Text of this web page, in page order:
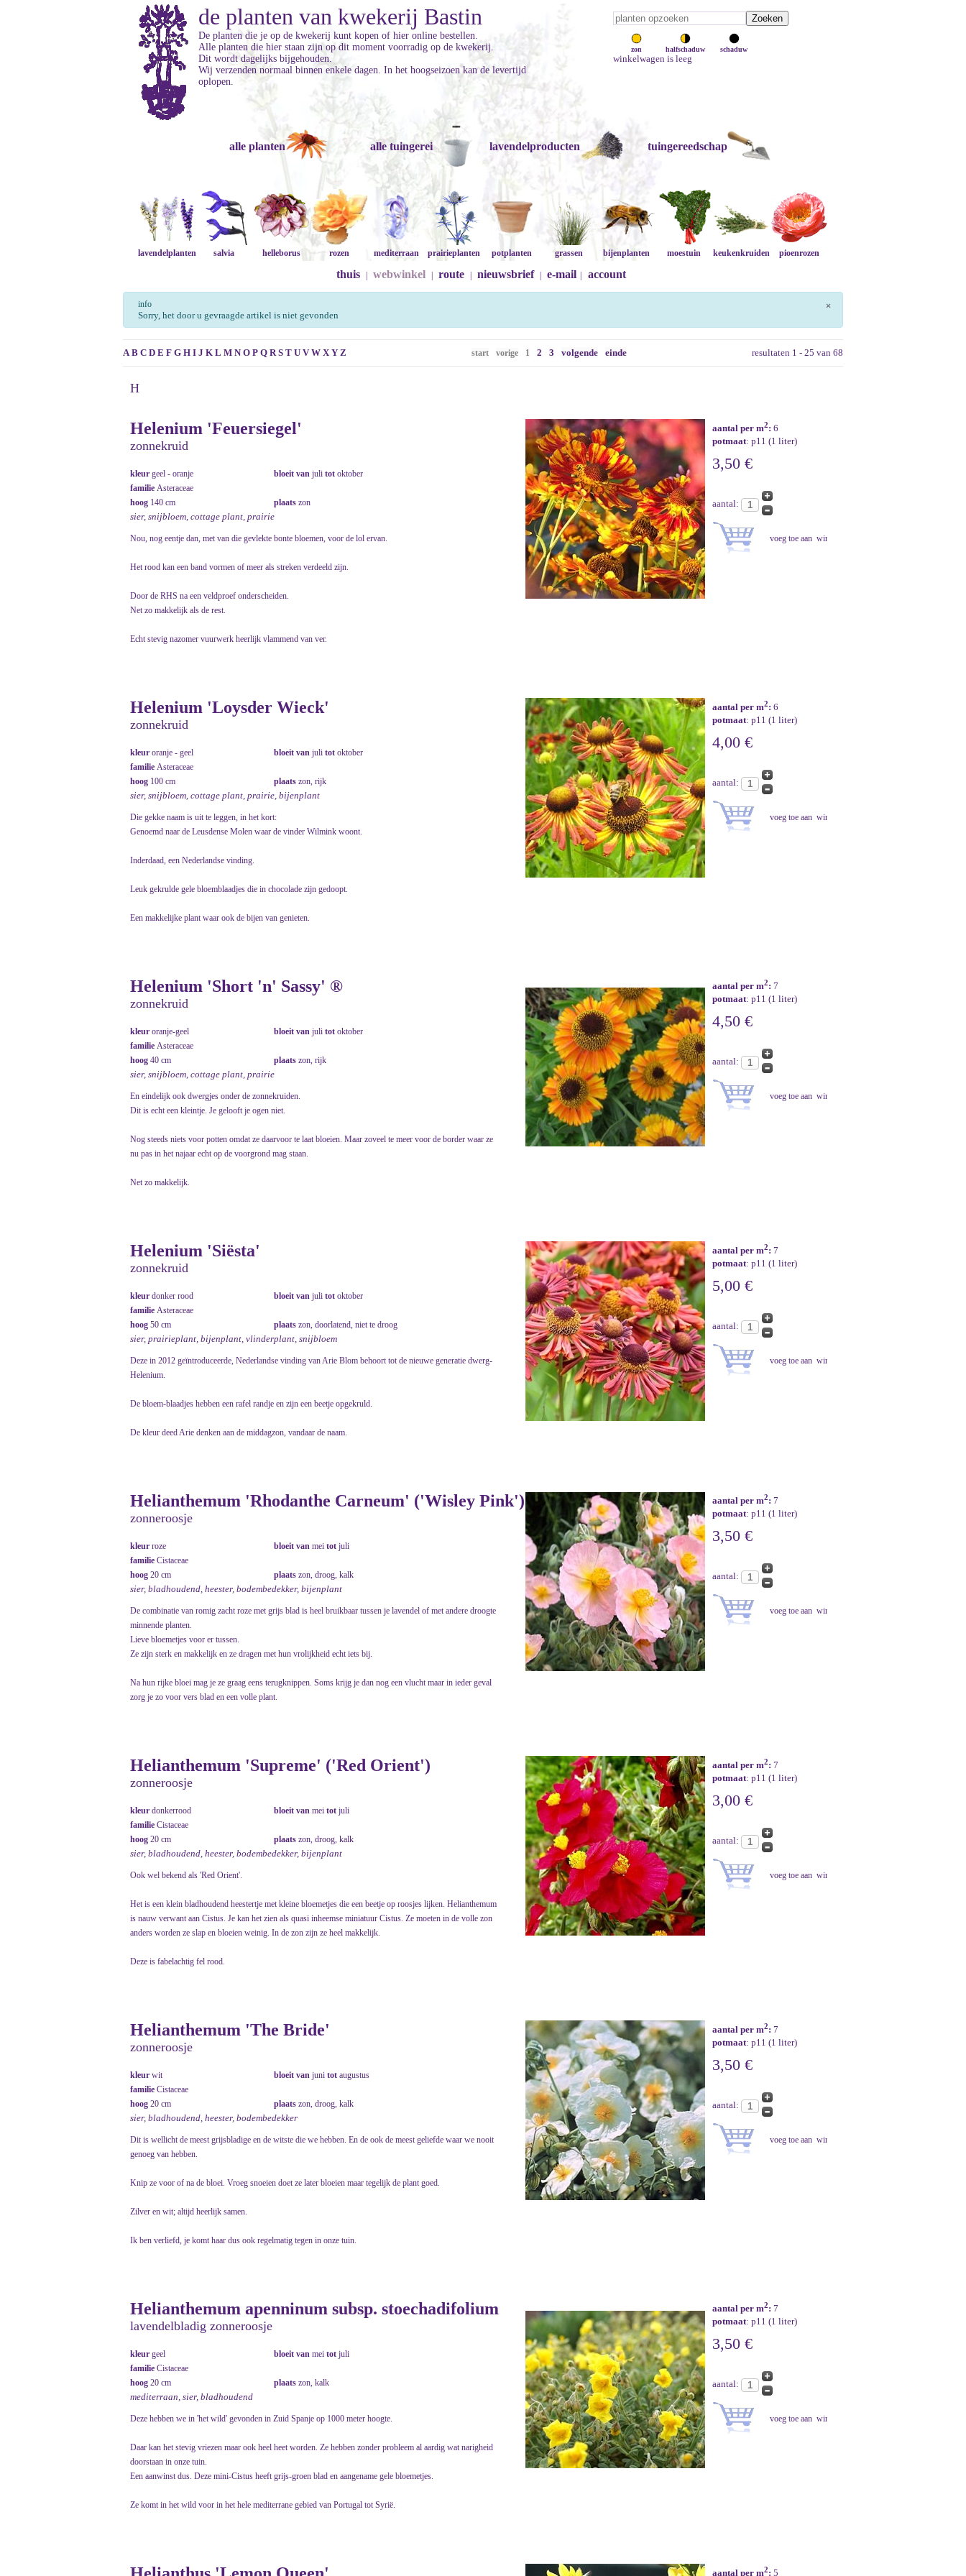
zon halfschaduw schaduw
winkelwagen is leeg
de planten van kwekerij Bastin
De planten die je op de kwekerij kunt kopen of hier online bestellen.
Alle planten die hier staan zijn op dit moment voorradig op de kwekerij.
Dit wordt dagelijks bijgehouden.
Wij verzenden normaal binnen enkele dagen. In het hoogseizoen kan de levertijd
oplopen.
alle planten alle tuingerei lavendelproducten tuingereedschap
lavendelplanten salvia helleborus rozen mediterraan prairieplanten potplanten grassen bijenplanten moestuin keukenkruiden pioenrozen
thuis webwinkel route nieuwsbrief e-mail account
×
info
Sorry, het door u gevraagde artikel is niet gevonden
A B C D E F G H I J K L M N O P Q R S T U V W X Y Z resultaten 1 - 25 van 68
start vorige 1 2 3 volgende einde
H
Helenium 'Feuersiegel'
zonnekruid
kleur geel - oranje bloeit van juli tot oktober
familie Asteraceae
hoog 140 cm plaats zon
sier, snijbloem, cottage plant, prairie
Nou, nog eentje dan, met van die gevlekte bonte bloemen, voor de lol ervan.
Het rood kan een band vormen of meer als streken verdeeld zijn.
Door de RHS na een veldproef onderscheiden.
Net zo makkelijk als de rest.
Echt stevig nazomer vuurwerk heerlijk vlammend van ver.
aantal per m2: 6
potmaat: p11 (1 liter)
3,50 €
aantal:
Helenium 'Loysder Wieck'
zonnekruid
kleur oranje - geel bloeit van juli tot oktober
familie Asteraceae
hoog 100 cm plaats zon, rijk
sier, snijbloem, cottage plant, prairie, bijenplant
Die gekke naam is uit te leggen, in het kort:
Genoemd naar de Leusdense Molen waar de vinder Wilmink woont.
Inderdaad, een Nederlandse vinding.
Leuk gekrulde gele bloemblaadjes die in chocolade zijn gedoopt.
Een makkelijke plant waar ook de bijen van genieten.
aantal per m2: 6
potmaat: p11 (1 liter)
4,00 €
aantal:
Helenium 'Short 'n' Sassy' ®
zonnekruid
kleur oranje-geel bloeit van juli tot oktober
familie Asteraceae
hoog 40 cm plaats zon, rijk
sier, snijbloem, cottage plant, prairie
En eindelijk ook dwergjes onder de zonnekruiden.
Dit is echt een kleintje. Je gelooft je ogen niet.
Nog steeds niets voor potten omdat ze daarvoor te laat bloeien. Maar zoveel te meer voor de border waar ze
nu pas in het najaar echt op de voorgrond mag staan.
Net zo makkelijk.
aantal per m2: 7
potmaat: p11 (1 liter)
4,50 €
aantal:
Helenium 'Siësta'
zonnekruid
kleur donker rood bloeit van juli tot oktober
familie Asteraceae
hoog 50 cm plaats zon, doorlatend, niet te droog
sier, prairieplant, bijenplant, vlinderplant, snijbloem
Deze in 2012 geïntroduceerde, Nederlandse vinding van Arie Blom behoort tot de nieuwe generatie dwerg-
Helenium.
De bloem-blaadjes hebben een rafel randje en zijn een beetje opgekruld.
De kleur deed Arie denken aan de middagzon, vandaar de naam.
aantal per m2: 7
potmaat: p11 (1 liter)
5,00 €
aantal:
Helianthemum 'Rhodanthe Carneum' ('Wisley Pink')
zonneroosje
kleur roze bloeit van mei tot juli
familie Cistaceae
hoog 20 cm plaats zon, droog, kalk
sier, bladhoudend, heester, bodembedekker, bijenplant
De combinatie van romig zacht roze met grijs blad is heel bruikbaar tussen je lavendel of met andere droogte
minnende planten.
Lieve bloemetjes voor er tussen.
Ze zijn sterk en makkelijk en ze dragen met hun vrolijkheid echt iets bij.
Na hun rijke bloei mag je ze graag eens terugknippen. Soms krijg je dan nog een vlucht maar in ieder geval
zorg je zo voor vers blad en een volle plant.
aantal per m2: 7
potmaat: p11 (1 liter)
3,50 €
aantal:
Helianthemum 'Supreme' ('Red Orient')
zonneroosje
kleur donkerrood bloeit van mei tot juli
familie Cistaceae
hoog 20 cm plaats zon, droog, kalk
sier, bladhoudend, heester, bodembedekker, bijenplant
Ook wel bekend als 'Red Orient'.
Het is een klein bladhoudend heestertje met kleine bloemetjes die een beetje op roosjes lijken. Helianthemum
is nauw verwant aan Cistus. Je kan het zien als quasi inheemse miniatuur Cistus. Ze moeten in de volle zon
anders worden ze slap en bloeien weinig. In de zon zijn ze heel makkelijk.
Deze is fabelachtig fel rood.
aantal per m2: 7
potmaat: p11 (1 liter)
3,00 €
aantal:
Helianthemum 'The Bride'
zonneroosje
kleur wit bloeit van juni tot augustus
familie Cistaceae
hoog 20 cm plaats zon, droog, kalk
sier, bladhoudend, heester, bodembedekker
Dit is wellicht de meest grijsbladige en de witste die we hebben. En de ook de meest geliefde waar we nooit
genoeg van hebben.
Knip ze voor of na de bloei. Vroeg snoeien doet ze later bloeien maar tegelijk de plant goed.
Zilver en wit; altijd heerlijk samen.
Ik ben verliefd, je komt haar dus ook regelmatig tegen in onze tuin.
aantal per m2: 7
potmaat: p11 (1 liter)
3,50 €
aantal:
Helianthemum apenninum subsp. stoechadifolium
lavendelbladig zonneroosje
kleur geel bloeit van mei tot juli
familie Cistaceae
hoog 20 cm plaats zon, kalk
mediterraan, sier, bladhoudend
Deze hebben we in 'het wild' gevonden in Zuid Spanje op 1000 meter hoogte.
Daar kan het stevig vriezen maar ook heel heet worden. Ze hebben zonder probleem al aardig wat narigheid
doorstaan in onze tuin.
Een aanwinst dus. Deze mini-Cistus heeft grijs-groen blad en aangename gele bloemetjes.
Ze komt in het wild voor in het hele mediterrane gebied van Portugal tot Syrië.
aantal per m2: 7
potmaat: p11 (1 liter)
3,50 €
aantal:
aantal per m2: 5